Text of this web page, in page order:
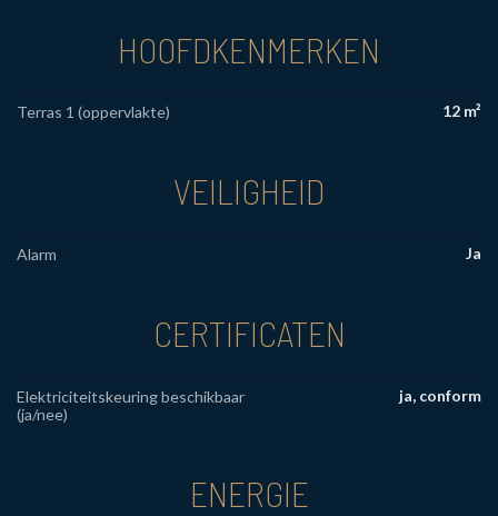
HOOFDKENMERKEN
Terras 1 (oppervlakte) 12 m²
VEILIGHEID
Alarm Ja
CERTIFICATEN
Elektriciteitskeuring beschikbaar
(ja/nee)
ja, conform
ENERGIE